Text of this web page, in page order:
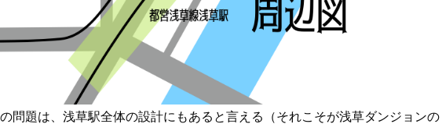
問題は、浅草駅全体の設計にもあると言える（それこそが浅草ダンジョンの